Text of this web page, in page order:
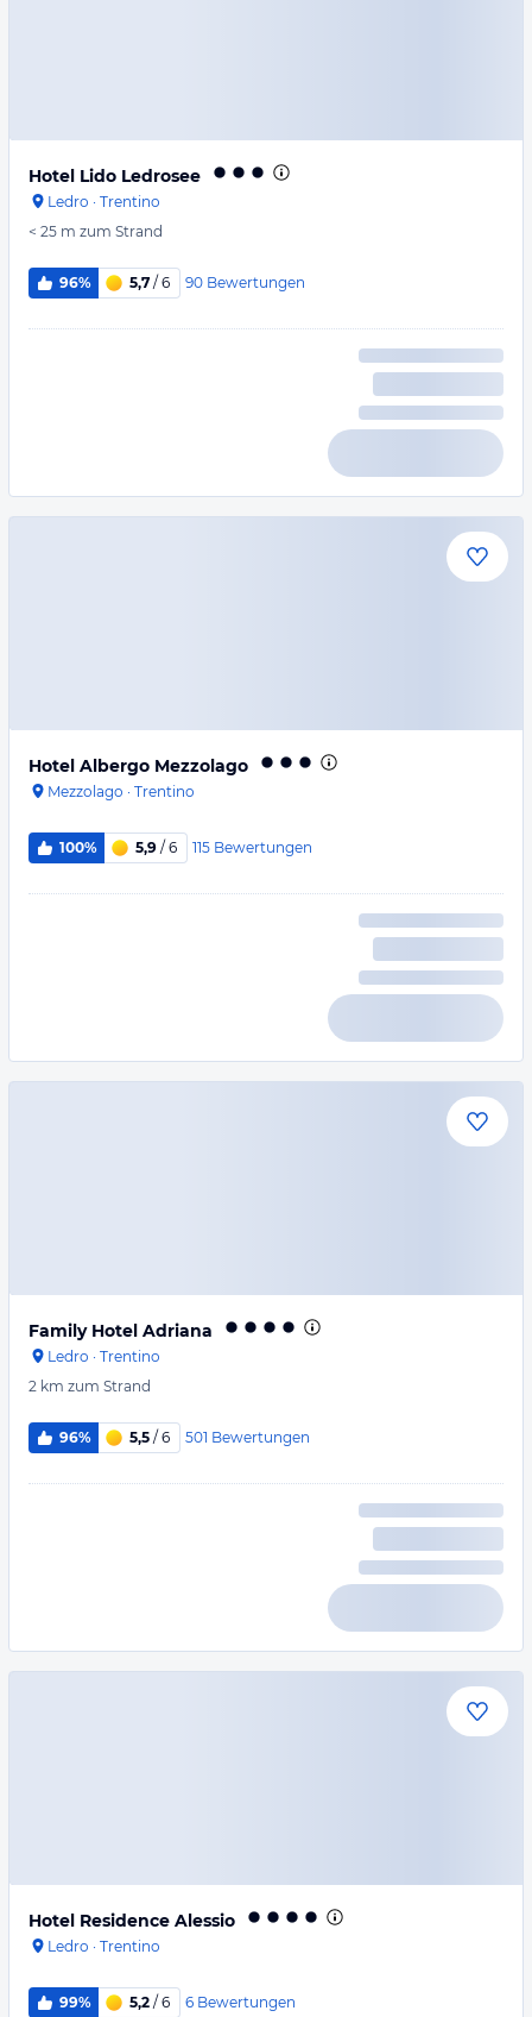
Hotel Lido Ledrosee
Ledro · Trentino
< 25 m zum Strand
96% 5,7 / 6 90 Bewertungen
Hotel Albergo Mezzolago
Mezzolago · Trentino
100% 5,9 / 6 115 Bewertungen
Family Hotel Adriana
Ledro · Trentino
2 km zum Strand
96% 5,5 / 6 501 Bewertungen
Hotel Residence Alessio
Ledro · Trentino
99% 5,2 / 6 6 Bewertungen